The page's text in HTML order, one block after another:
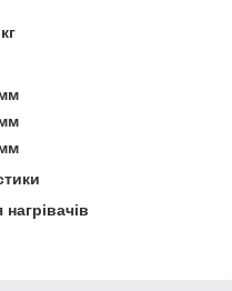
нагрівачів